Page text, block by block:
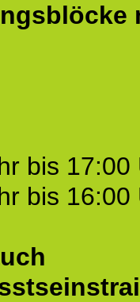
bis 17:00
bis 16:00